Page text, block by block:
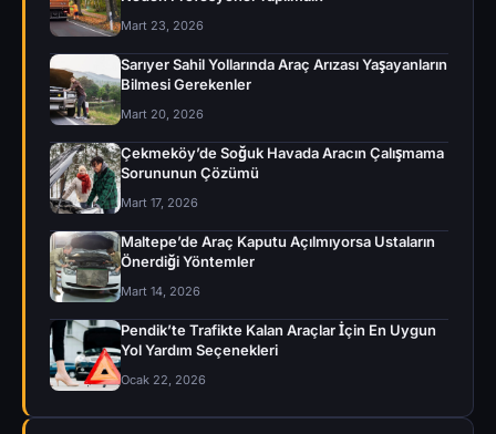
Mart 23, 2026
Sarıyer Sahil Yollarında Araç Arızası Yaşayanların
Bilmesi Gerekenler
Mart 20, 2026
Çekmeköy’de Soğuk Havada Aracın Çalışmama
Sorununun Çözümü
Mart 17, 2026
Maltepe’de Araç Kaputu Açılmıyorsa Ustaların
Önerdiği Yöntemler
Mart 14, 2026
Pendik’te Trafikte Kalan Araçlar İçin En Uygun
Yol Yardım Seçenekleri
Ocak 22, 2026